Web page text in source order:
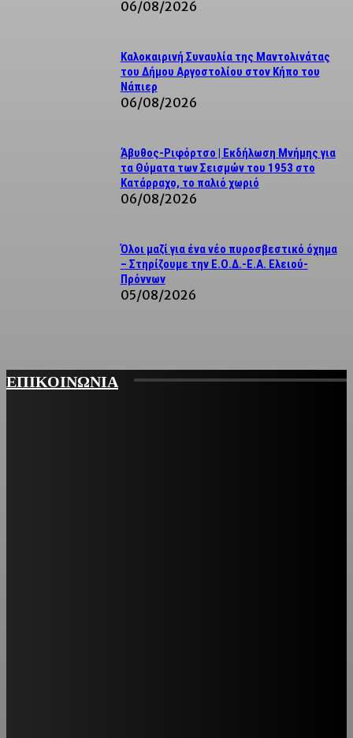
06/08/2026
Καλοκαιρινή Συναυλία της Μαντολινάτας
του Δήμου Αργοστολίου στον Κήπο του
Νάπιερ
06/08/2026
Άβυθος-Ριφόρτσο | Εκδήλωση Μνήμης για
τα Θύματα των Σεισμών του 1953 στο
Κατάρραχο, το παλιό χωριό
06/08/2026
Όλοι μαζί για ένα νέο πυροσβεστικό όχημα
– Στηρίζουμε την Ε.Ο.Δ.-Ε.Α. Ελειού-
Πρόννων
05/08/2026
ΕΠΙΚΟΙΝΩΝΙΑ